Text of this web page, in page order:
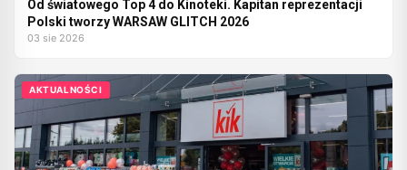
Od światowego Top 4 do Kinoteki. Kapitan reprezentacji
Polski tworzy WARSAW GLITCH 2026
03 sie 2026
AKTUALNOŚCI